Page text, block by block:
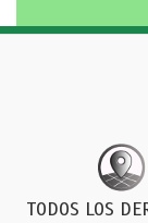
TODOS LOS